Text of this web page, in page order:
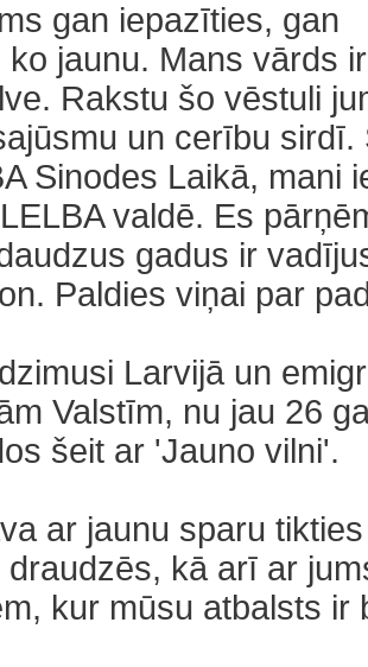
gan iepazīties, gan
jaunu. Mans vārds ir
Rakstu šo vēstuli
un cerību sirdī.
Sinodes Laikā, mani
valdē. Es
gadus ir
Paldies viņai par
Larvijā un
Valstīm, nu jau 26
šeit ar 'Jauno vilni'.
ar jaunu sparu
draudzēs, kā arī ar
kur mūsu atbalsts ir